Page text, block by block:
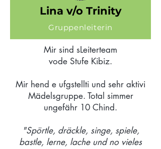
Lina v/o Trinity
Gruppenleiterin
Mir sind sLeiterteam
vode Stufe Kibiz.
Mir hend e ufgstellti und sehr aktivi
Mädelsgruppe. Total simmer
ungefähr 10 Chind.
"Spörtle, dräckle, singe, spiele,
bastle, lerne, lache und no vieles